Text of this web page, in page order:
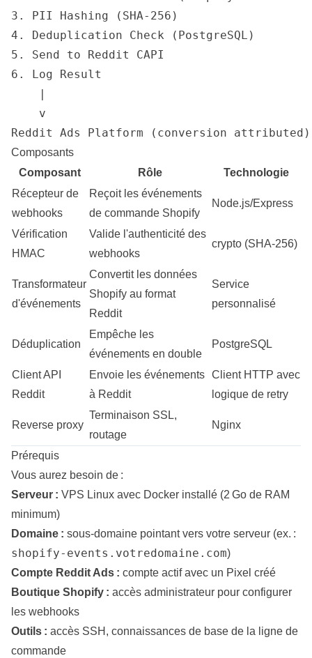
3. PII Hashing (SHA-256)
4. Deduplication Check (PostgreSQL)
5. Send to Reddit CAPI
6. Log Result
    |
    v
Composants
Composant
Rôle
Technologie
Récepteur de
webhooks
Reçoit les événements
de commande Shopify
Node.js/Express
Vérification
HMAC
Valide l'authenticité des
webhooks
crypto (SHA-256)
Transformateur
d'événements
Convertit les données
Shopify au format
Reddit
Service
personnalisé
Déduplication
Empêche les
événements en double
PostgreSQL
Client API
Reddit
Envoie les événements
à Reddit
Client HTTP avec
logique de retry
Reverse proxy
Terminaison SSL,
routage
Nginx
Prérequis
Vous aurez besoin de :
Serveur : VPS Linux avec Docker installé (2 Go de RAM
minimum)
Domaine : sous-domaine pointant vers votre serveur (ex. :
shopify-events.votredomaine.com)
Compte Reddit Ads : compte actif avec un Pixel créé
Boutique Shopify : accès administrateur pour configurer
les webhooks
Outils : accès SSH, connaissances de base de la ligne de
commande